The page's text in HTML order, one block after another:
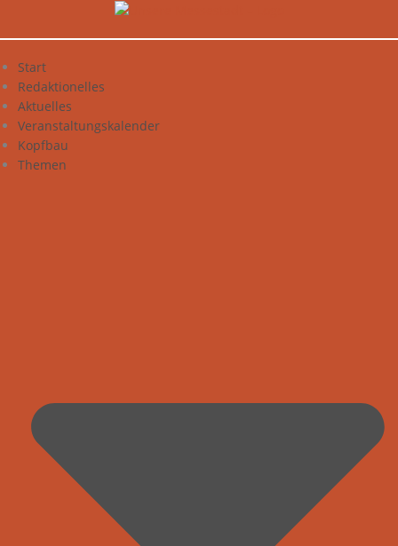
Start
Redaktionelles
Aktuelles
Veranstaltungskalender
Kopfbau
Themen